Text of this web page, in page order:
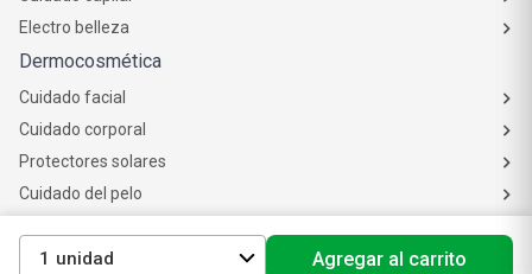
1 Agregar al carrito
Cuidado de la piel
Dermocosmética
Cuidado facial
Protectores solares
Cuidado del pelo